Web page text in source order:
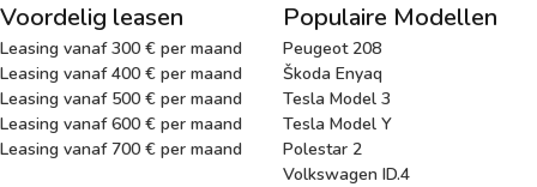
Voordelig leasen
Leasing vanaf 300 € per maand
Leasing vanaf 400 € per maand
Leasing vanaf 500 € per maand
Leasing vanaf 600 € per maand
Leasing vanaf 700 € per maand
Populaire Modellen
Peugeot 208
Škoda Enyaq
Tesla Model 3
Tesla Model Y
Polestar 2
Volkswagen ID.4